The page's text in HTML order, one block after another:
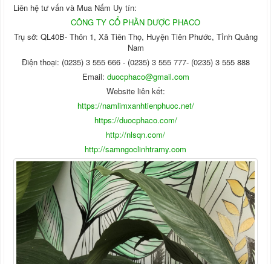
Liên hệ tư vấn và Mua Nấm Uy tín:
CÔNG TY CỔ PHẦN DƯỢC PHACO
Trụ sở: QL40B- Thôn 1, Xã Tiên Thọ, Huyện Tiên Phước, Tỉnh Quảng
Nam
Điện thoại: (0235) 3 555 666 - (0235) 3 555 777- (0235) 3 555 888
Email: duocphaco@gmail.com
Website liên kết:
https://namlimxanhtienphuoc.net/
https://duocphaco.com/
http://nlsqn.com/
http://samngoclinhtramy.com